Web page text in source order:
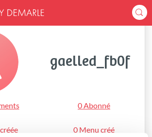
gaelled_fb0f
0 Abonné
0 Menu créé